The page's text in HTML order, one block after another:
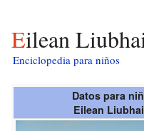
Eilean
Enciclopedia para niños
Datos para
Eilean